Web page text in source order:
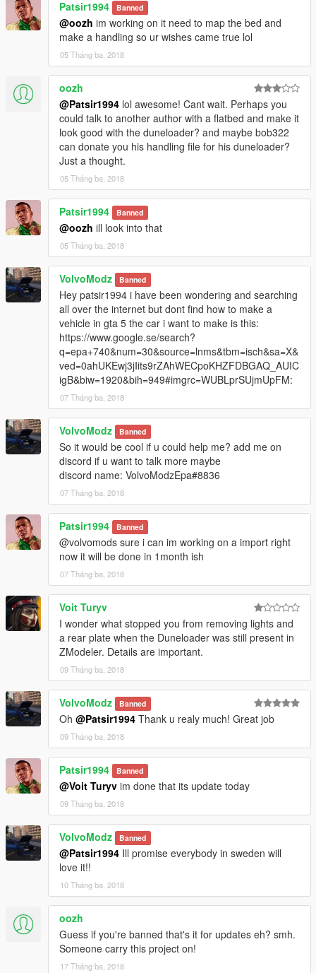
Patsir1994 Banned
@oozh im working on it need to map the bed and
make a handling so ur wishes came true lol
05 Tháng ba, 2018
oozh
@Patsir1994 lol awesome! Cant wait. Perhaps you
could talk to another author with a flatbed and make it
look good with the duneloader? and maybe bob322
can donate you his handling file for his duneloader?
Just a thought.
05 Tháng ba, 2018
Patsir1994 Banned
@oozh ill look into that
05 Tháng ba, 2018
VolvoModz Banned
Hey patsir1994 i have been wondering and searching
all over the internet but dont find how to make a
vehicle in gta 5 the car i want to make is this:
https://www.google.se/search?
q=epa+740&num=30&source=lnms&tbm=isch&sa=X&
ved=0ahUKEwj3jIits9rZAhWECpoKHZFDBGAQ_AUIC
igB&biw=1920&bih=949#imgrc=WUBLprSUjmUpFM:
07 Tháng ba, 2018
VolvoModz Banned
So it would be cool if u could help me? add me on
discord if u want to talk more maybe
discord name: VolvoModzEpa#8836
07 Tháng ba, 2018
Patsir1994 Banned
@volvomods sure i can im working on a import right
now it will be done in 1month ish
07 Tháng ba, 2018
Voit Turyv
I wonder what stopped you from removing lights and
a rear plate when the Duneloader was still present in
ZModeler. Details are important.
09 Tháng ba, 2018
VolvoModz Banned
Oh @Patsir1994 Thank u realy much! Great job
09 Tháng ba, 2018
Patsir1994 Banned
@Voit Turyv im done that its update today
09 Tháng ba, 2018
VolvoModz Banned
@Patsir1994 Ill promise everybody in sweden will
love it!!
10 Tháng ba, 2018
oozh
Guess if you're banned that's it for updates eh? smh.
Someone carry this project on!
17 Tháng ba, 2018